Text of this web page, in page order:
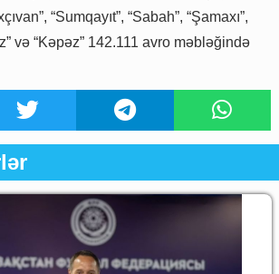
“Sumqayıt”, “Sabah”, “Şamaxı”,
və “Kəpəz” 142.111 avro məbləğində